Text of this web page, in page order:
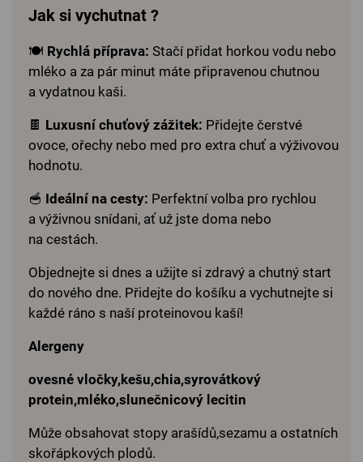
Jak si vychutnat ?
🍽️ Rychlá příprava: Stačí přidat horkou vodu nebo
mléko a za pár minut máte připravenou chutnou
a vydatnou kaši.
🍫 Luxusní chuťový zážitek: Přidejte čerstvé
ovoce, ořechy nebo med pro extra chuť a výživovou
hodnotu.
🥣 Ideální na cesty: Perfektní volba pro rychlou
a výživnou snídani, ať už jste doma nebo
na cestách.
Objednejte si dnes a užijte si zdravý a chutný start
do nového dne. Přidejte do košíku a vychutnejte si
každé ráno s naší proteinovou kaší!
Alergeny
ovesné vločky,kešu,chia,syrovátkový
protein,mléko,slunečnicový lecitin
Může obsahovat stopy arašídů,sezamu a ostatních
skořápkových plodů.